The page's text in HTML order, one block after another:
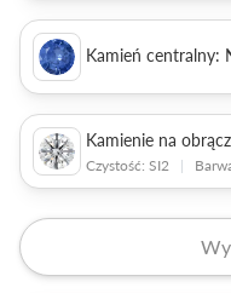
Kamień centralny:
Kamienie na
Czystość: SI2 |